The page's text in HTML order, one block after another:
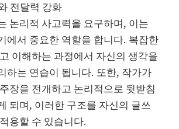
전달력 강화
논리적 사고력을 요구하며, 이는
에서 중요한 역할을 합니다. 복잡한
이해하는 과정에서 자신의 생각을
하는 연습이 됩니다. 또한, 작가가
장을 전개하고 논리적으로 뒷받침
되며, 이러한 구조를 자신의 글쓰
용할 수 있습니다.